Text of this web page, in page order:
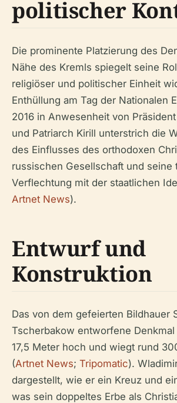
politischer
Die prominente Platzierung des
Nähe des Kremls spiegelt seine
religiöser und politischer Einheit
Enthüllung am Tag der Nationalen
2016 in Anwesenheit von
und Patriarch Kirill unterstrich die
des Einflusses des orthodoxen
russischen Gesellschaft und seine
Verflechtung mit der staatlichen
Artnet News).
Entwurf und
Konstruktion
Das von dem gefeierten Bildhauer
Tscherbakow entworfene Denkmal
17,5 Meter hoch und wiegt rund
(Artnet News; Tripomatic).
dargestellt, wie er ein Kreuz und
was sein doppeltes Erbe als